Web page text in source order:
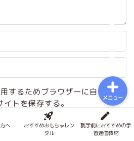
するためブラウザーに自分の名
トを保存する。
へ
おすすめおもちゃレン
タル
就学前におすすめの学
習通信教材
メニュー